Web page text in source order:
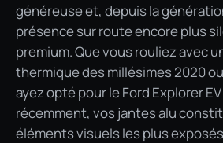
généreuse et, depuis la
présence sur route encore plus
premium. Que vous rouliez avec
thermique des millésimes 2020
ayez opté pour le Ford Explorer
récemment, vos jantes alu
éléments visuels les plus